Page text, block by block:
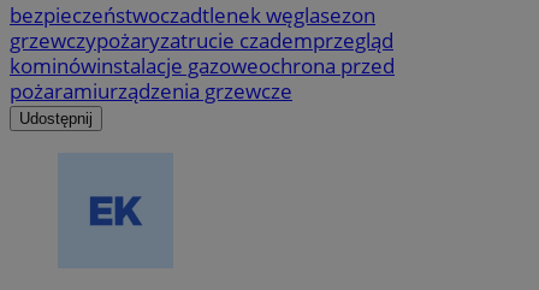
bezpieczeństwoczadtlenek węglasezon
grzewczypożaryzatrucie czademprzegląd
kominówinstalacje gazoweochrona przed
pożaramiurządzenia grzewcze
Udostępnij